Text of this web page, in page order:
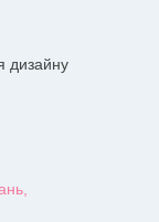
дизайну